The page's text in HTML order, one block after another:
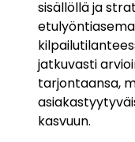
sisällöllä ja
jatkuvasti
tarjontaansa,
kasvuun.